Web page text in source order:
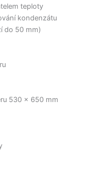
teploty
kondenzátu
do 50 mm)
530 x 650 mm